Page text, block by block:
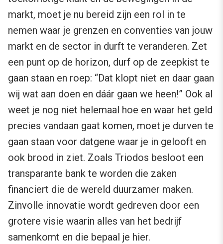
markt, moet je nu bereid zijn een rol in te
nemen waar je grenzen en conventies van jouw
markt en de sector in durft te veranderen. Zet
een punt op de horizon, durf op de zeepkist te
gaan staan en roep: “Dat klopt niet en daar gaan
wij wat aan doen en dáár gaan we heen!” Ook al
weet je nog niet helemaal hoe en waar het geld
precies vandaan gaat komen, moet je durven te
gaan staan voor datgene waar je in gelooft en
ook brood in ziet. Zoals Triodos besloot een
transparante bank te worden die zaken
financiert die de wereld duurzamer maken.
Zinvolle innovatie wordt gedreven door een
grotere visie waarin alles van het bedrijf
samenkomt en die bepaal je hier.